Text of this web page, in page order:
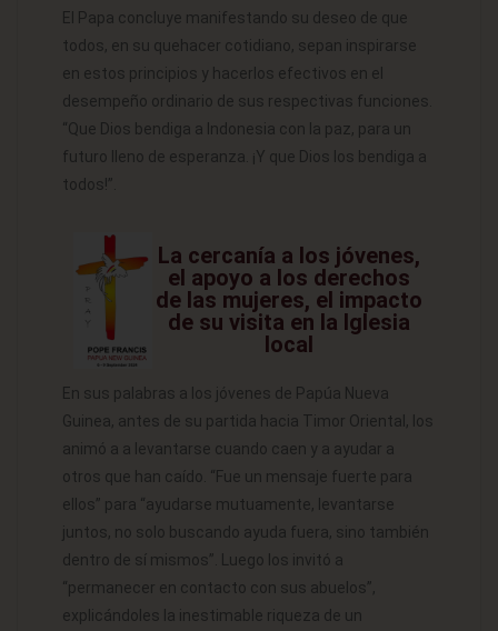
El Papa concluye manifestando su deseo de que
todos, en su quehacer cotidiano, sepan inspirarse
en estos principios y hacerlos efectivos en el
desempeño ordinario de sus respectivas funciones.
“Que Dios bendiga a Indonesia con la paz, para un
futuro lleno de esperanza. ¡Y que Dios los bendiga a
todos!”.
La cercanía a los jóvenes,
el apoyo a los derechos
de las mujeres, el impacto
de su visita en la Iglesia
local
En sus palabras a los jóvenes de Papúa Nueva
Guinea, antes de su partida hacia Timor Oriental, los
animó a a levantarse cuando caen y a ayudar a
otros que han caído. “Fue un mensaje fuerte para
ellos” para “ayudarse mutuamente, levantarse
juntos, no solo buscando ayuda fuera, sino también
dentro de sí mismos”. Luego los invitó a
“permanecer en contacto con sus abuelos”,
explicándoles la inestimable riqueza de un